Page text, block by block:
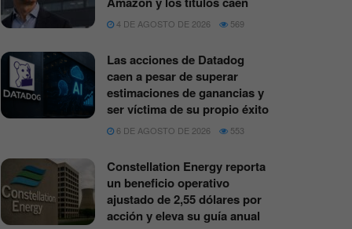
4 DE AGOSTO DE 2026 569
Las acciones de Datadog
caen a pesar de superar
estimaciones de ganancias y
ser víctima de su propio éxito
6 DE AGOSTO DE 2026 553
Constellation Energy reporta
un beneficio operativo
ajustado de 2,55 dólares por
acción y eleva su guía anual